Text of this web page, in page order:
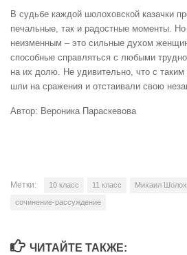
В судьбе каждой шолоховской казачки
печальные, так и радостные моменты. Но
неизменным – это сильные духом
способные справляться с любыми
на их долю. Не удивительно, что с таким
шли на сражения и отстаивали свою
Автор: Вероника Параскевова
Метки: 10 класс 11 класс Михаил
сочинение-рассуждение
ЧИТАЙТЕ ТАКЖЕ: